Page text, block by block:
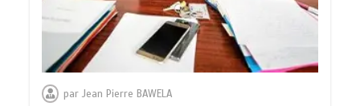
parJean Pierre BAWELA